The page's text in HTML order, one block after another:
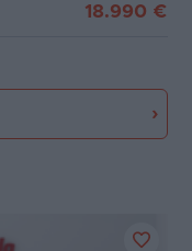
18.990 €